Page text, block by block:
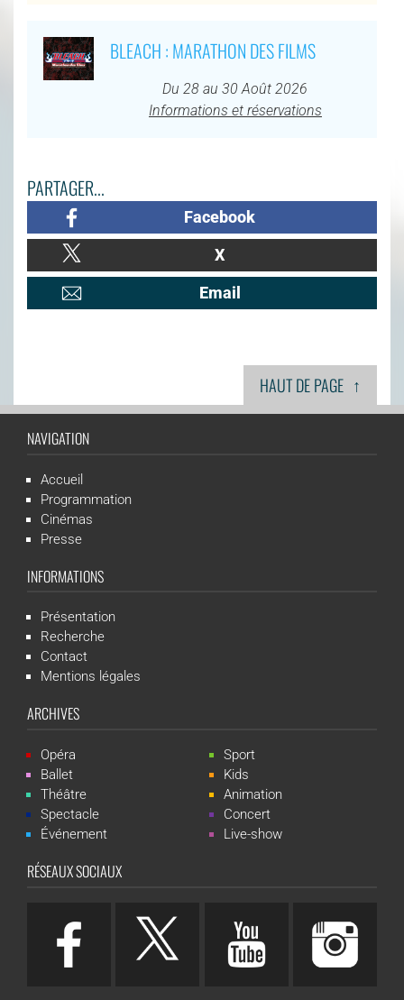
BLEACH : MARATHON DES FILMS
Du 28 au 30 Août 2026
Informations et réservations
PARTAGER...
Facebook
X
Email
HAUT DE PAGE ↑
NAVIGATION
Accueil
Programmation
Cinémas
Presse
INFORMATIONS
Présentation
Recherche
Contact
Mentions légales
ARCHIVES
Opéra
Ballet
Théâtre
Spectacle
Événement
Sport
Kids
Animation
Concert
Live-show
RÉSEAUX SOCIAUX